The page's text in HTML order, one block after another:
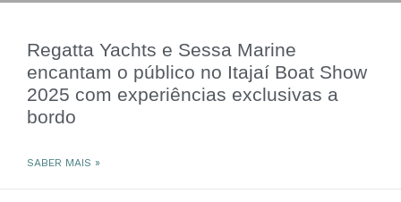
Regatta Yachts e Sessa Marine
encantam o público no Itajaí Boat Show
2025 com experiências exclusivas a
bordo
SABER MAIS »